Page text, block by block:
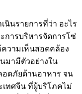
นรายการที่ว่า อะไร
การบริหารจัดการโซ่
วามเห็นสอดคล้อง
มามีตัวอย่างใน
อดภัยด้านอาหาร จน
เทศจีน ที่ผู้บริโภคไม่